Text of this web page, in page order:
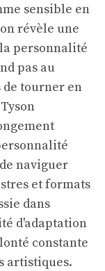
sensible en
révèle une
personnalité
pas au
tourner en
naviguer
et formats
dans
d'adaptation
constante
artistiques.